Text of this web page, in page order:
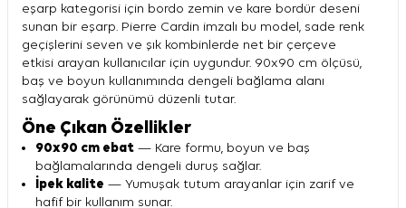
eşarp kategorisi için bordo zemin ve kare bordür deseni
sunan bir eşarp. Pierre Cardin imzalı bu model, sade renk
geçişlerini seven ve şık kombinlerde net bir çerçeve
etkisi arayan kullanıcılar için uygundur. 90x90 cm ölçüsü,
baş ve boyun kullanımında dengeli bağlama alanı
sağlayarak görünümü düzenli tutar.
Öne Çıkan Özellikler
90x90 cm ebat — Kare formu, boyun ve baş
bağlamalarında dengeli duruş sağlar.
İpek kalite — Yumuşak tutum arayanlar için zarif ve
hafif bir kullanım sunar.